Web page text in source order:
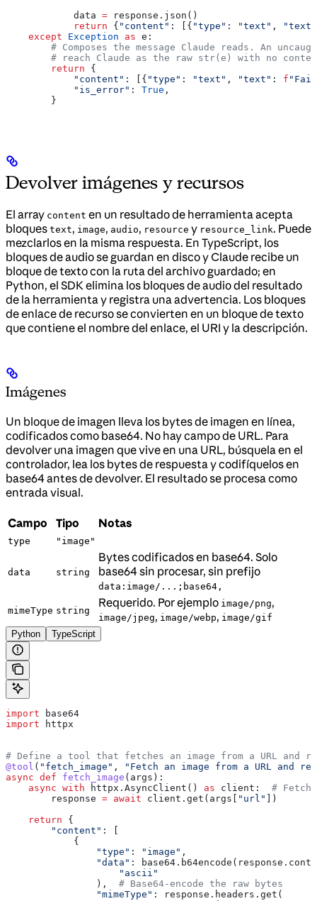
            data
= response.json()
            return
{ "content" : [{ "type" : "text" ,
"text"
    except
Exception as e:
# Composes the message Claude reads. An
# reach Claude as the raw str(e) with no
        return
{
            "content"
: [{ "type" : "text" , "text" : f
            "is_error"
: True ,
        }
Devolver imágenes y recursos
El array content en un resultado de herramienta acepta
bloques text, image, audio, resource y resource_link. Puede
mezclarlos en la misma respuesta. En TypeScript, los
bloques de audio se guardan en disco y Claude recibe un
bloque de texto con la ruta del archivo guardado; en
Python, el SDK elimina los bloques de audio del resultado
de la herramienta y registra una advertencia. Los bloques
de enlace de recurso se convierten en un bloque de texto
que contiene el nombre del enlace, el URI y la descripción.
Imágenes
Un bloque de imagen lleva los bytes de imagen en línea,
codificados como base64. No hay campo de URL. Para
devolver una imagen que vive en una URL, búsquela en el
controlador, lea los bytes de respuesta y codifíquelos en
base64 antes de devolver. El resultado se procesa como
entrada visual.
Campo Tipo Notas
type "image"
data string
Bytes codificados en base64. Solo
base64 sin procesar, sin prefijo
data:image/...;base64,
mimeType string
Requerido. Por ejemplo image/png,
image/jpeg, image/webp, image/gif
Python
TypeScript
import base64
import httpx
# Define a tool that fetches an image from a URL and
@tool ( "fetch_image" ,
"Fetch an image from a URL and
async def fetch_image ( args ):
    async
with httpx.AsyncClient() as client: # Fetch
        response
= await client.get(args[ "url"
])
    return
{
        "content"
: [
            {
                "type"
: "image" ,
                "data"
:
                    "ascii"
                ),
# Base64-encode the raw bytes
                "mimeType"
: response.headers.get(